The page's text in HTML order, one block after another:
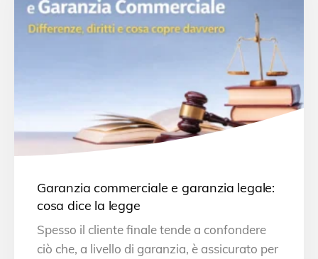
Garanzia commerciale e garanzia legale:
cosa dice la legge
Spesso il cliente finale tende a confondere
ciò che, a livello di garanzia, è assicurato per